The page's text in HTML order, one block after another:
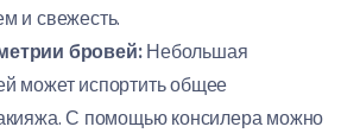
и свежесть.
бровей:Небольшая
может испортить общее
С помощью консилера можно